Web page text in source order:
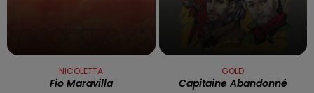
NICOLETTA
Fio Maravilla
GOLD
Capitaine Abandonné